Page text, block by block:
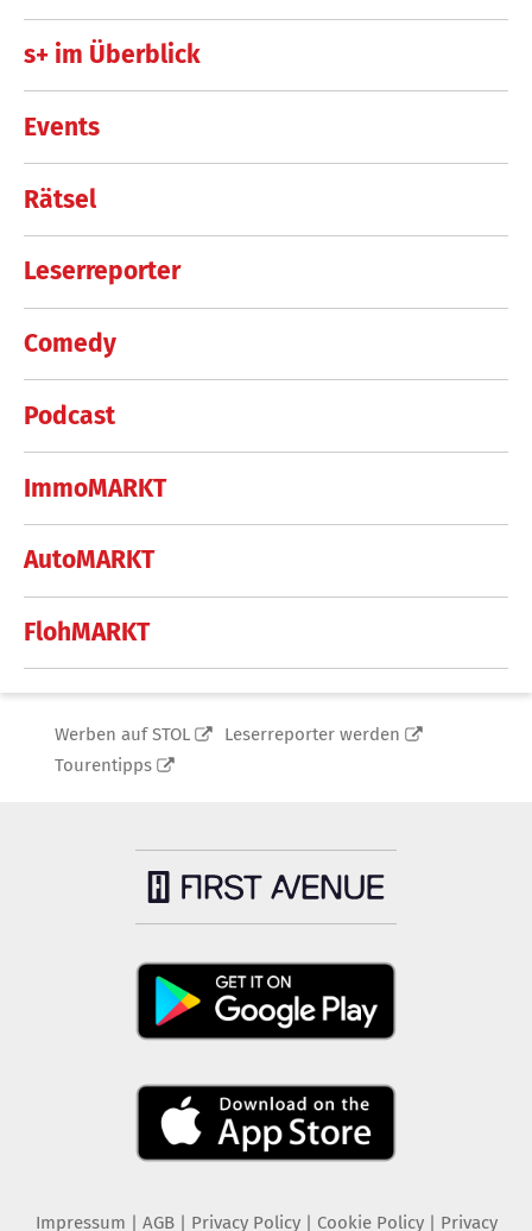
s+ im Überblick
Events
Rätsel
Leserreporter
Comedy
Podcast
ImmoMARKT
AutoMARKT
FlohMARKT
Werben auf STOL
Leserreporter werden
Tourentipps
Impressum AGB Privacy Policy| Cookie Policy| Privacy